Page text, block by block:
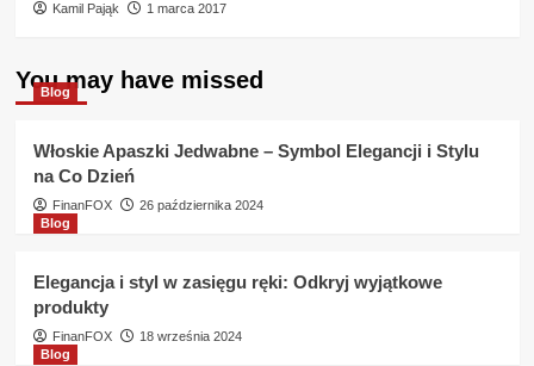
Kamil Pająk 1 marca 2017
You may have missed
Blog
Włoskie Apaszki Jedwabne – Symbol Elegancji i Stylu
na Co Dzień
FinanFOX
26 października 2024
Blog
Elegancja i styl w zasięgu ręki: Odkryj wyjątkowe
produkty
FinanFOX
18 września 2024
Blog